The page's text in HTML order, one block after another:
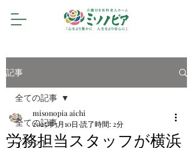
記事
全ての記事
イベント
全ての記事
労務担当スタッフが横浜
misonopia aichi
2025年3月10日 読了時間: 2分